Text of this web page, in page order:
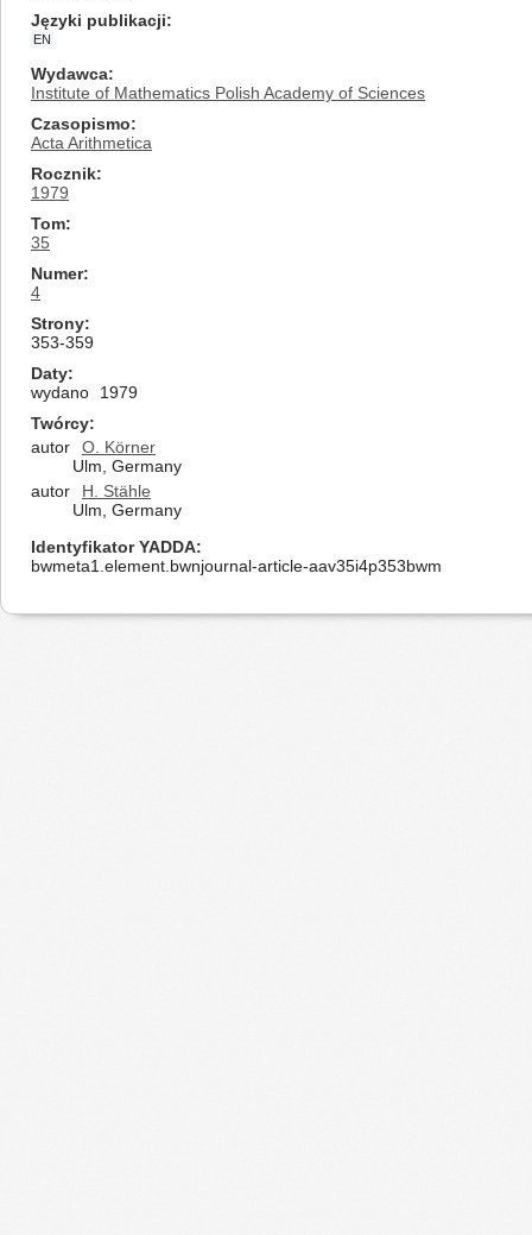
Języki publikacji
EN
Wydawca
Institute of Mathematics Polish Academy of Sciences
Czasopismo
Acta Arithmetica
Rocznik
1979
Tom
35
Numer
4
Strony
353-359
Daty
wydano
1979
Twórcy
autor
O. Körner
Ulm, Germany
autor
H. Stähle
Ulm, Germany
Identyfikator YADDA
bwmeta1.element.bwnjournal-article-aav35i4p353bwm